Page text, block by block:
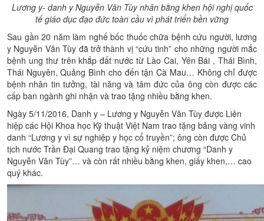
Lương y- danh y Nguyễn Văn Tùy nhân bằng khen hội nghị quốc
tế giáo dục đạo đức toàn cầu vì phát triển bền vững
Sau gần 20 năm làm nghế bốc thuốc chữa bệnh cứu người, lương
y Nguyễn Văn Tùy đã trở thành vị “cứu tinh” cho những người mắc
bệnh ung thư trên khắp đất nước từ Lào Cai, Yên Bái , Thái Bình,
Thái Nguyên, Quảng Bình cho đến tận Cà Mau… Không chỉ được
bệnh nhân tin tưởng, tài năng và tâm đức của ông còn được các
cấp ban ngành ghi nhận và trao tặng nhiều bằng khen.
Ngày 5/11/2016, Danh y – Lương y Nguyễn Văn Tùy được Liên
hiệp các Hội Khoa học Kỹ thuật Việt Nam trao tặng bảng vàng vinh
danh “Lương y vì sự nghiệp y học cổ truyền”; ông còn được Chủ
tịch nước Trần Đại Quang trao tặng kỷ niệm chương “Danh y
Nguyễn Văn Tùy”… và còn rất nhiều bằng khen, giấy khen,… cao
quý khác.